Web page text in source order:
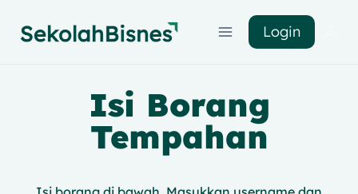
Login
Isi Borang
Tempahan